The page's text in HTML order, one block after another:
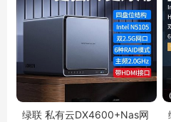
绿联 私有云DX4600+Nas网